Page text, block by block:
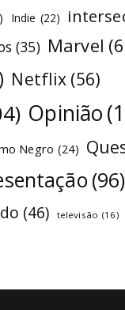
Indie (22)
(35) Marvel
Netflix (56)
Opinião
Negro (24)
(96)
(46) televisão (16)